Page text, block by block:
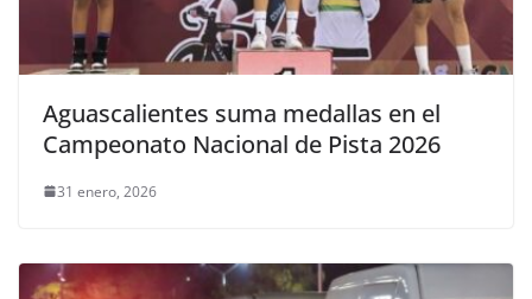
Aguascalientes suma medallas en el
Campeonato Nacional de Pista 2026
31 enero, 2026